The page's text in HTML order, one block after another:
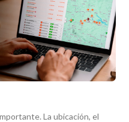
La ubicación, el